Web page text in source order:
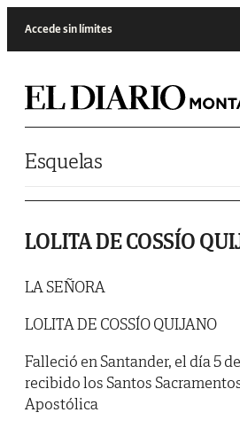
Accede sin límites
Esquelas
LOLITA DE COSSÍO
LA SEÑORA
LOLITA DE COSSÍO QUIJANO
Falleció en Santander, el día 5
recibido los Santos
Apostólica